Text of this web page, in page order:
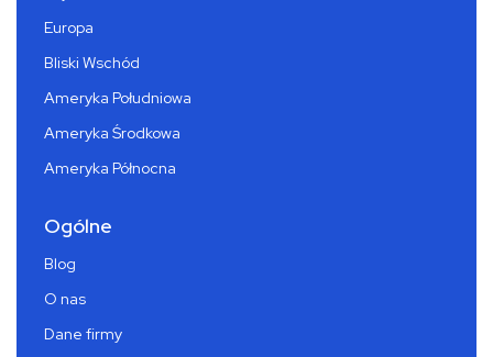
Europa
Bliski Wschód
Ameryka Południowa
Ameryka Środkowa
Ameryka Północna
Ogólne
Blog
O nas
Dane firmy